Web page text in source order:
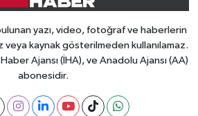
yazı, video, fotoğraf ve haberlerin
veya kaynak gösterilmeden kullanılamaz.
Ajansı (İHA), ve Anadolu Ajansı (AA)
abonesidir.